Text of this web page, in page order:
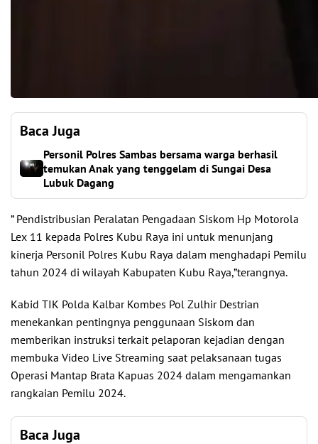
Baca Juga
Personil Polres Sambas bersama warga berhasil
temukan Anak yang tenggelam di Sungai Desa
Lubuk Dagang
” Pendistribusian Peralatan Pengadaan Siskom Hp Motorola
Lex 11 kepada Polres Kubu Raya ini untuk menunjang
kinerja Personil Polres Kubu Raya dalam menghadapi Pemilu
tahun 2024 di wilayah Kabupaten Kubu Raya,”terangnya.
Kabid TIK Polda Kalbar Kombes Pol Zulhir Destrian
menekankan pentingnya penggunaan Siskom dan
memberikan instruksi terkait pelaporan kejadian dengan
membuka Video Live Streaming saat pelaksanaan tugas
Operasi Mantap Brata Kapuas 2024 dalam mengamankan
rangkaian Pemilu 2024.
Baca Juga